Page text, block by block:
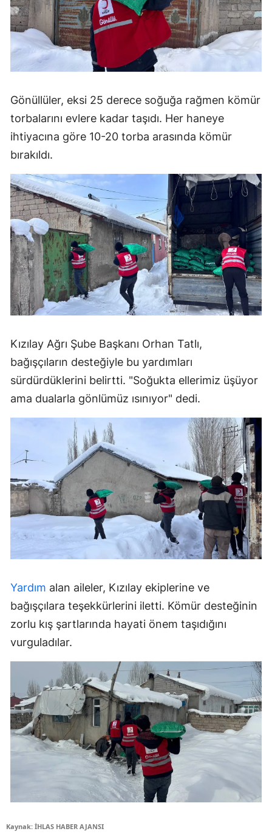
Gönüllüler, eksi 25 derece soğuğa rağmen kömür
torbalarını evlere kadar taşıdı. Her haneye
ihtiyacına göre 10-20 torba arasında kömür
bırakıldı.
Kızılay Ağrı Şube Başkanı Orhan Tatlı,
bağışçıların desteğiyle bu yardımları
sürdürdüklerini belirtti. "Soğukta ellerimiz üşüyor
ama dualarla gönlümüz ısınıyor" dedi.
Yardım alan aileler, Kızılay ekiplerine ve
bağışçılara teşekkürlerini iletti. Kömür desteğinin
zorlu kış şartlarında hayati önem taşıdığını
vurguladılar.
Kaynak: İHLAS HABER AJANSI